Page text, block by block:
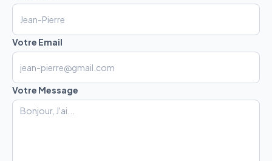
Votre Email
Votre Message